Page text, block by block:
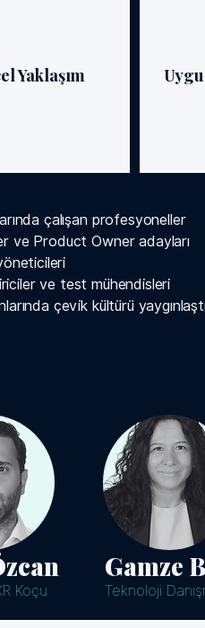
Yaklaşım
çalışan profesyoneller
ve Product Owner adayları
ve test mühendisleri
çevik kültürü
Koçu
Gamze
Teknoloji